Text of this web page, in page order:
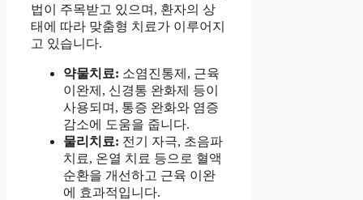
법이 주목받고 있으며, 환자의 상
태에 따라 맞춤형 치료가 이루어지
고 있습니다.
약물치료: 소염진통제, 근육
이완제, 신경통 완화제 등이
사용되며, 통증 완화와 염증
감소에 도움을 줍니다.
물리치료: 전기 자극, 초음파
치료, 온열 치료 등으로 혈액
순환을 개선하고 근육 이완
에 효과적입니다.